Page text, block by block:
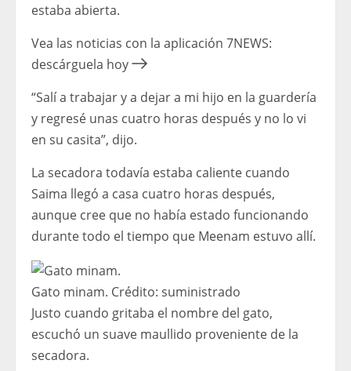
estaba abierta.
Vea las noticias con la aplicación 7NEWS:
descárguela hoy
“Salí a trabajar y a dejar a mi hijo en la guardería
y regresé unas cuatro horas después y no lo vi
en su casita”, dijo.
La secadora todavía estaba caliente cuando
Saima llegó a casa cuatro horas después,
aunque cree que no había estado funcionando
durante todo el tiempo que Meenam estuvo allí.
Gato minam. Crédito: suministrado
Justo cuando gritaba el nombre del gato,
escuchó un suave maullido proveniente de la
secadora.